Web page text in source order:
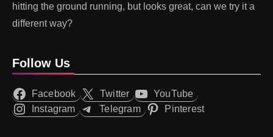
hitting the ground running, but looks great, can we try it a
different way?
Follow Us
Facebook Twitter
YouTube
Instagram
Telegram Pinterest